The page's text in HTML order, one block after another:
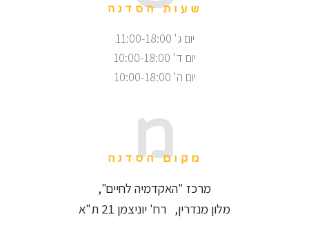
שעות הסדנה
יום ג' 11:00-18:00
יום ד' 10:00-18:00
יום ה' 10:00-18:00
מ
מקום הסדנה
מרכז "האקדמיה לחיים",
מלון מנדרין, רח' יוניצמן 21 ת"א